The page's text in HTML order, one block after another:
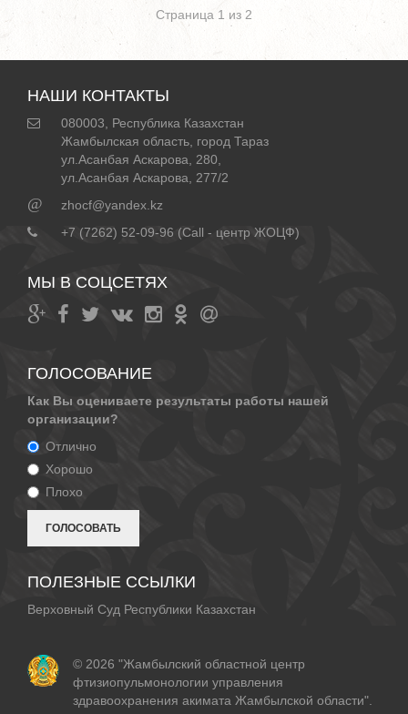
Страница 1 из 2
НАШИ КОНТАКТЫ
080003, Республика Казахстан
Жамбылская область, город Тараз
ул.Асанбая Аскарова, 280,
ул.Асанбая Аскарова, 277/2
@
zhocf@yandex.kz
+7 (7262) 52-09-96 (Call - центр ЖОЦФ)
МЫ В СОЦСЕТЯХ
ГОЛОСОВАНИЕ
Как Вы оцениваете результаты работы нашей
организации?
Отлично
Хорошо
Плохо
ПОЛЕЗНЫЕ ССЫЛКИ
Верховный Суд Республики Казахстан
© 2026 "Жамбылский областной центр
фтизиопульмонологии управления
здравоохранения акимата Жамбылской области".